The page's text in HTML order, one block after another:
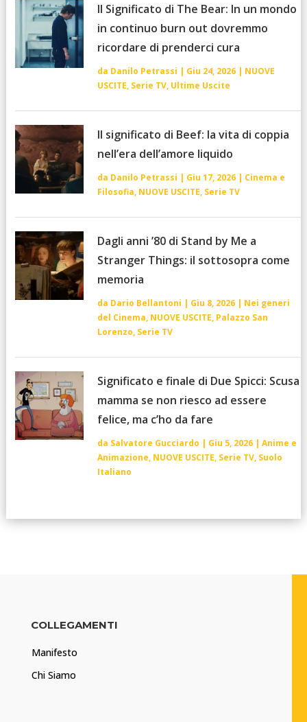
Il Significato di The Bear: In un mondo
in continuo burn out dovremmo
ricordare di prenderci cura
da Danilo Petrassi | Giu 24, 2026| NUOVE
USCITE, Serie TV, Ultime Uscite
Il significato di Beef: la vita di coppia
nell’era dell’amore liquido
da Danilo Petrassi | Giu 17, 2026| Cinema e
Filosofia, NUOVE USCITE, Serie TV
Dagli anni ’80 di Stand by Me a
Stranger Things: il sottosopra come
memoria
da Dario Bellantoni | Giu 8, 2026| Nei generi
del Cinema, NUOVE USCITE, Palazzo San
Lorenzo, Serie TV
Significato e finale di Due Spicci: Scusa
mamma se non riesco ad essere
felice, ma c’ho da fare
da Salvatore Gucciardo | Giu 5, 2026| Anime e
Animazione, NUOVE USCITE, Serie TV, Suolo
Italiano
COLLEGAMENTI
Manifesto
Chi Siamo